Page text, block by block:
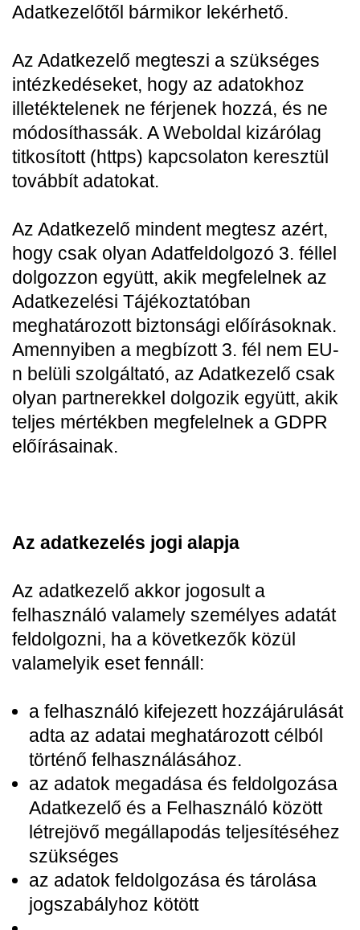
Adatkezelőtől bármikor lekérhető.
Az Adatkezelő megteszi a szükséges
intézkedéseket, hogy az adatokhoz
illetéktelenek ne férjenek hozzá, és ne
módosíthassák. A Weboldal kizárólag
titkosított (https) kapcsolaton keresztül
továbbít adatokat.
Az Adatkezelő mindent megtesz azért,
hogy csak olyan Adatfeldolgozó 3. féllel
dolgozzon együtt, akik megfelelnek az
Adatkezelési Tájékoztatóban
meghatározott biztonsági előírásoknak.
Amennyiben a megbízott 3. fél nem EU-
n belüli szolgáltató, az Adatkezelő csak
olyan partnerekkel dolgozik együtt, akik
teljes mértékben megfelelnek a GDPR
előírásainak.
Az adatkezelés jogi alapja
Az adatkezelő akkor jogosult a
felhasználó valamely személyes adatát
feldolgozni, ha a következők közül
valamelyik eset fennáll:
a felhasználó kifejezett hozzájárulását
adta az adatai meghatározott célból
történő felhasználásához.
az adatok megadása és feldolgozása
Adatkezelő és a Felhasználó között
létrejövő megállapodás teljesítéséhez
szükséges
az adatok feldolgozása és tárolása
jogszabályhoz kötött